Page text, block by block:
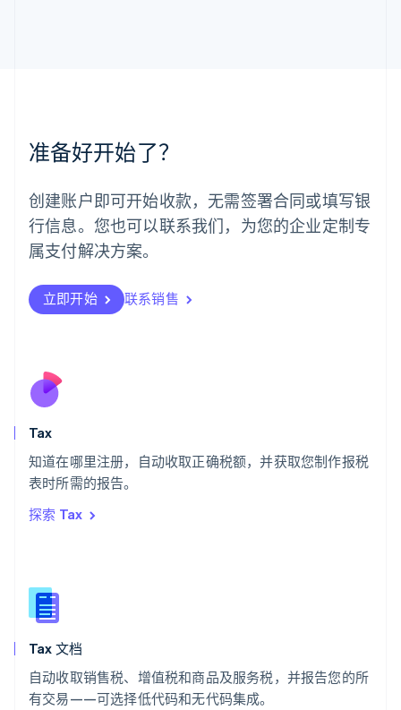
准备好开始了？
创建账户即可开始收款，无需签署合同或填写银
行信息。您也可以联系我们，为您的企业定制专
属支付解决方案。
立即开始 联系销售
Tax
知道在哪里注册，自动收取正确税额，并获取您制作报税
表时所需的报告。
探索 Tax
Tax 文档
自动收取销售税、增值税和商品及服务税，并报告您的所
有交易——可选择低代码和无代码集成。
墨西哥
EspañolEnglish
English
葡萄牙
PortuguêsEnglish
日本
瑞典
Svenska English
瑞士
English
斯洛伐克
泰国
ไทยEnglish
English
English
新西兰
匈牙利
意大利
ItalianoEnglish